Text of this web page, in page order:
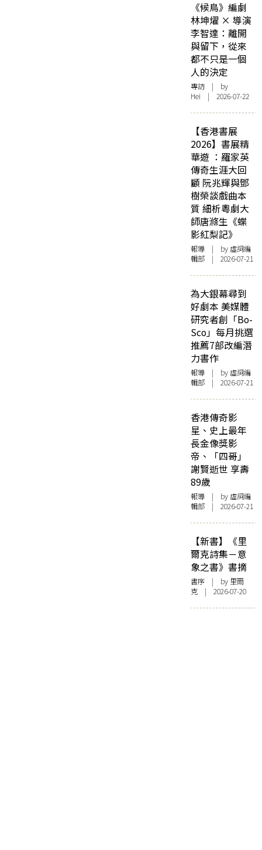
《候鳥》編劇
林坤燿 × 導演
李智達：離開
與留下，從來
都不只是一個
人的決定
專訪 | by
Hei | 2026-07-22
【香港書展
2026】書展精
華遊 ：羅家英
傳奇生涯大回
顧 阮兆輝與鄧
樹榮談戲曲本
質 細析粵劇大
師唐滌生《蝶
影紅梨記》
報導 | by 虛詞編
輯部 | 2026-07-21
為大銀幕尋到
好劇本 美媒體
研究者創「Bo-
Sco」每月挑選
推薦7部改編潛
力書作
報導 | by 虛詞編
輯部 | 2026-07-21
香港傳奇影
星、史上最年
長金像獎影
帝、「四哥」
謝賢逝世 享壽
89歲
報導 | by 虛詞編
輯部 | 2026-07-21
【新書】《里
爾克詩集－意
象之書》書摘
書序 | by 里爾
克 | 2026-07-20